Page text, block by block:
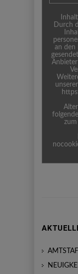
Durch
an den